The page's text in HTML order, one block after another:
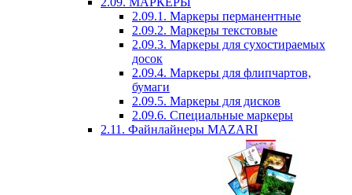
2.09.1. Маркеры перманентные
2.09.2. Маркеры текстовые
2.09.3. Маркеры для сухостираемых
досок
2.09.4. Маркеры для флипчартов,
бумаги
2.09.5. Маркеры для дисков
2.09.6. Специальные маркеры
2.11. Файнлайнеры MAZARI